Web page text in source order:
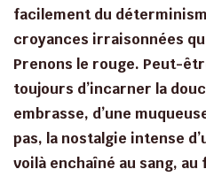
facilement du
croyances irraisonnées
Prenons le rouge. Peut-
toujours d’incarner la
embrasse, d’une
pas, la nostalgie intense
voilà enchaîné au sang,